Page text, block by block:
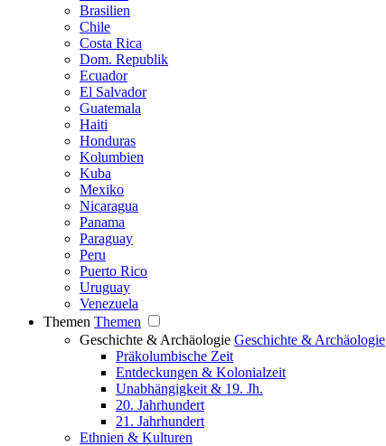
Brasilien
Chile
Costa Rica
Dom. Republik
Ecuador
El Salvador
Guatemala
Haiti
Honduras
Kolumbien
Kuba
Mexiko
Nicaragua
Panama
Paraguay
Peru
Puerto Rico
Uruguay
Venezuela
Themen Themen
Geschichte & Archäologie Geschichte & Archäologie
Präkolumbische Zeit
Entdeckungen & Kolonialzeit
Unabhängigkeit & 19. Jh.
20. Jahrhundert
21. Jahrhundert
Ethnien & Kulturen